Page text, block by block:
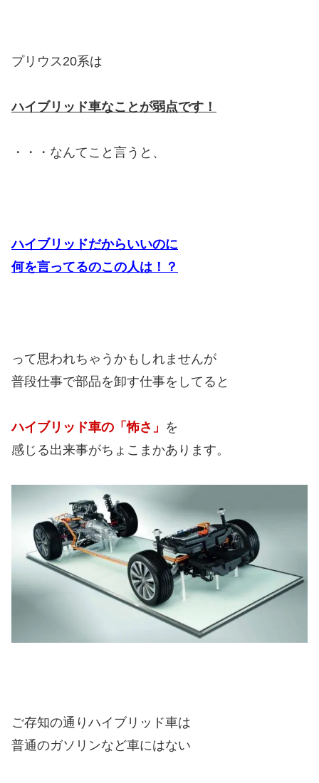
プリウス20系は
ハイブリッド車なことが弱点です！
・・・なんてこと言うと、
ハイブリッドだからいいのに
何を言ってるのこの人は！？
って思われちゃうかもしれませんが
普段仕事で部品を卸す仕事をしてると
ハイブリッド車の「怖さ」 を
感じる出来事がちょこまかあります。
ご存知の通りハイブリッド車は
普通のガソリンなど車にはない